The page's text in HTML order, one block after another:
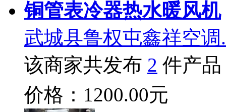
铜管表冷器热水暖风机
武城县鲁权屯鑫祥空调
该商家共发布 2 件产品
价格：1200.00元